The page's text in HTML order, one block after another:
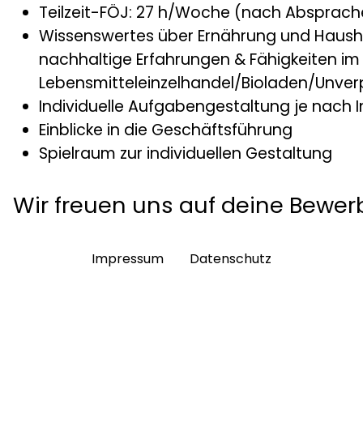
Teilzeit-FÖJ: 27 h/Woche (nach
Wissenswertes über Ernährung und
nachhaltige Erfahrungen & Fähigkeiten im
Lebensmitteleinzelhandel/Bioladen/
Individuelle Aufgabengestaltung je nach
Einblicke in die Geschäftsführung
Spielraum zur individuellen Gestaltung
Wir freuen uns auf deine
Impressum Datenschutz